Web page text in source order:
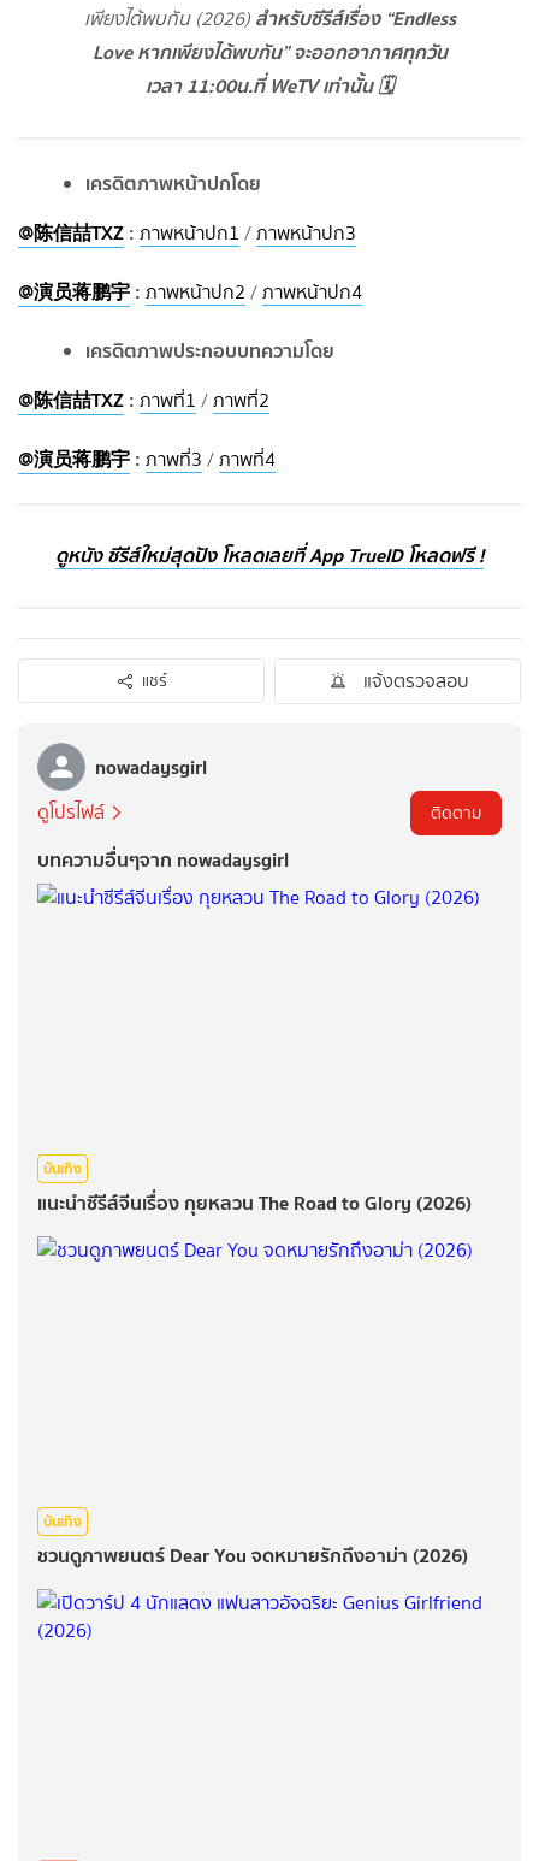
เพียงได้พบกัน (2026) สำหรับซีรีส์เรื่อง “Endless
Love หากเพียงได้พบกัน” จะออกอากาศทุกวัน
เวลา 11:00น.ที่ WeTV เท่านั้น 🗓️
เครดิตภาพหน้าปกโดย
@陈信喆TXZ: ภาพหน้าปก1 /ภาพหน้าปก3
@演员蒋鹏宇: ภาพหน้าปก2 /ภาพหน้าปก4
เครดิตภาพประกอบบทความโดย
@陈信喆TXZ: ภาพที่1 /ภาพที่2
@演员蒋鹏宇: ภาพที่3 /ภาพที่4
ดูหนัง ซีรีส์ใหม่สุดปัง โหลดเลยที่ App TrueID โหลดฟรี !
แชร์ แจ้งตรวจสอบ
nowadaysgirl
ดูโปรไฟล์ ติดตาม
บทความอื่นๆจาก nowadaysgirl
บันเทิง
แนะนำซีรีส์จีนเรื่อง กุยหลวน The Road to Glory (2026)
บันเทิง
ชวนดูภาพยนตร์ Dear You จดหมายรักถึงอาม่า (2026)